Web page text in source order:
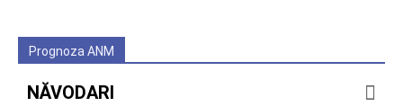
Prognoza ANM
NĂVODARI